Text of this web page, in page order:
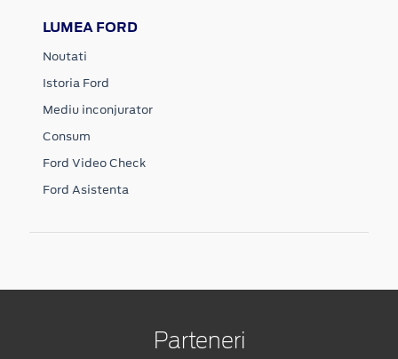
LUMEA FORD
Noutati
Istoria Ford
Mediu inconjurator
Consum
Ford Video Check
Ford Asistenta
Parteneri